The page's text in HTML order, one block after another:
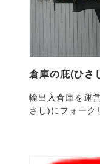
倉庫の庇(ひさ
輸出入倉庫を運営されて